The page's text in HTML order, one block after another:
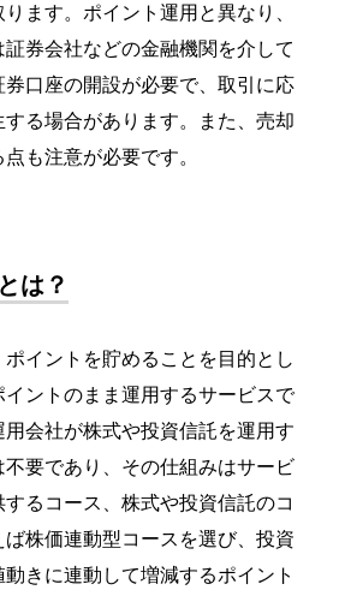
ります。ポイント運用と異なり、
証券会社などの金融機関を介して
券口座の開設が必要で、取引に応
する場合があります。また、売却
も注意が必要です。
は？
ポイントを貯めることを目的とし
ントのまま運用するサービスで
会社が株式や投資信託を運用す
要であり、その仕組みはサービ
るコース、株式や投資信託のコ
株価連動型コースを選び、投資
きに連動して増減するポイント